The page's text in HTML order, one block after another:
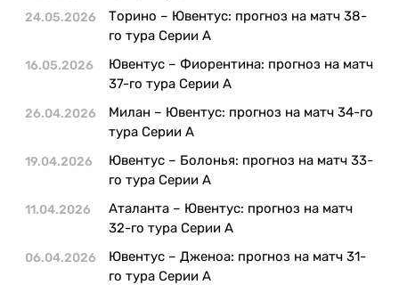
Казино
24.05.2026
Торино – Ювентус: прогноз на матч 38-
го тура Серии А
16.05.2026
Ювентус – Фиорентина: прогноз на матч
37-го тура Серии А
26.04.2026
Милан – Ювентус: прогноз на матч 34-го
тура Серии А
19.04.2026
Ювентус – Болонья: прогноз на матч 33-
го тура Серии А
11.04.2026
Аталанта – Ювентус: прогноз на матч
32-го тура Серии А
06.04.2026
Ювентус – Дженоа: прогноз на матч 31-
го тура Серии А